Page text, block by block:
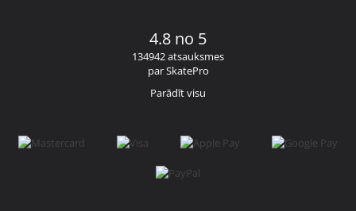
4.8 no 5
134942 atsauksmes
par SkatePro
Parādīt visu